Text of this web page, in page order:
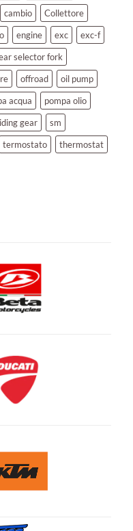
cambio
Collettore
engine exc
exc-f
selector fork
offroad
oil pump
acqua
pompa olio
gear
sm
termostato
thermostat